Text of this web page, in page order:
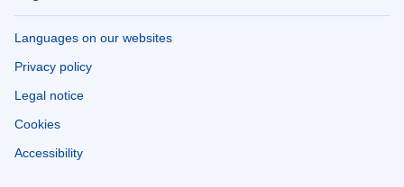
Languages on our websites
Privacy policy
Legal notice
Cookies
Accessibility